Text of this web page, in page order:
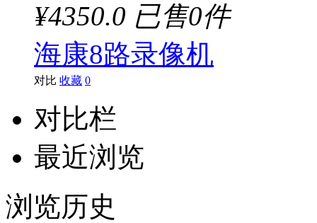
¥4350.0 已售0件
海康8路录像机
对比 收藏 0
对比栏
最近浏览
浏览历史